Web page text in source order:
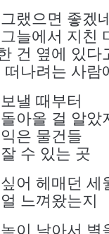
랬으면 좋겠
늘에서 지친
건 옆에 있다
떠나려는 사람
낼 때부터
아올 걸 알았
은 물건들
수 있는 곳
어 헤매던 세
느껴왔는지
이 날아서 별